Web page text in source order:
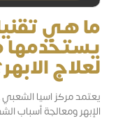
ما هي
يستخدمها
لعلاج
يعتمد مركز اسيا
الإبهر ومعالجة أسباب